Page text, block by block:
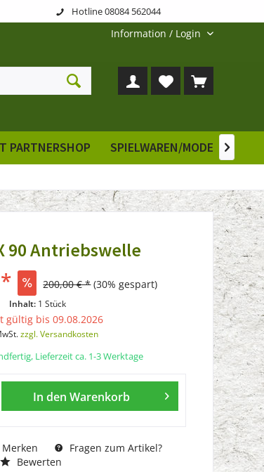
Hotline 08084 562044
Information / Login
PARTNERSHOP SPIELWAREN/MODELLE

90 Antriebswelle
200,00 € * (30% gespart)
Inhalt: 1 Stück
gültig bis 09.08.2026
zzgl. Versandkosten
Lieferzeit ca. 1-3 Werktage
In den Warenkorb
Merken
Fragen zum Artikel?
Bewerten